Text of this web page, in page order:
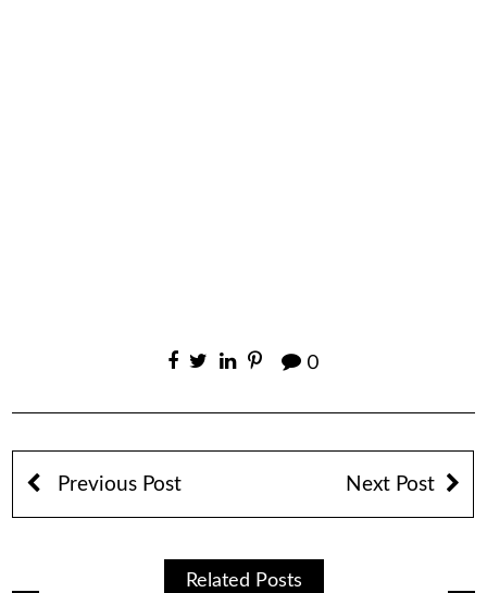
0
Previous Post Next Post
Related Posts